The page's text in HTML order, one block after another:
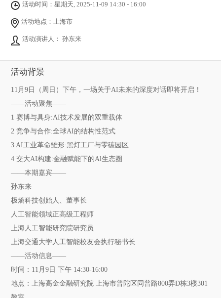
活动时间：星期天, 2025-11-09 14:30 - 16:00
活动地点：上海市
活动演讲人： 孙东来
活动背景
11月9日（周日）下午，一场关于AI未来的深度对话即将开启！
——活动聚焦——
1 赛博与具身:AI技术发展的双重载体
2 竞争与合作:全球AI的结构性范式
3 AI工业革命雏形:黑灯工厂与零碳园区
4 交大AI构建:金融赋能下的Al生态圈
——本期嘉宾——
孙东来
极熵科技创始人、董事长
人工智能领域正高级工程师
上海人工智能研究院研究员
上海交通大学人工智能校友会执行秘书长
——活动信息——
时间：11月9日 下午 14:30-16:00
地点：上海高金金融研究院 上海市普陀区同普路800弄D栋3楼301